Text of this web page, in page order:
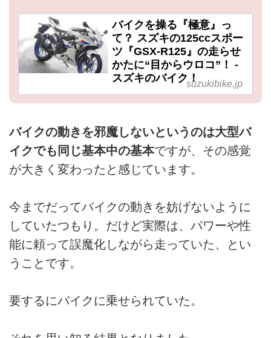
バイクを操る『極意』っ
て？ スズキの125ccスポー
ツ『GSX-R125』の走らせ
かたに“目からウロコ”！ -
スズキのバイク！suzukibike.jp
バイクの動きを邪魔しないというのは大型バ
イクでも同じ基本中の基本ですが、その感覚
が大きく変わったと感じています。
今までだってバイクの動きを妨げないように
していたつもり。だけど実際は、パワーや性
能に頼って誤魔化しながら走っていた、とい
うことです。
要するにバイクに乗せられていた。